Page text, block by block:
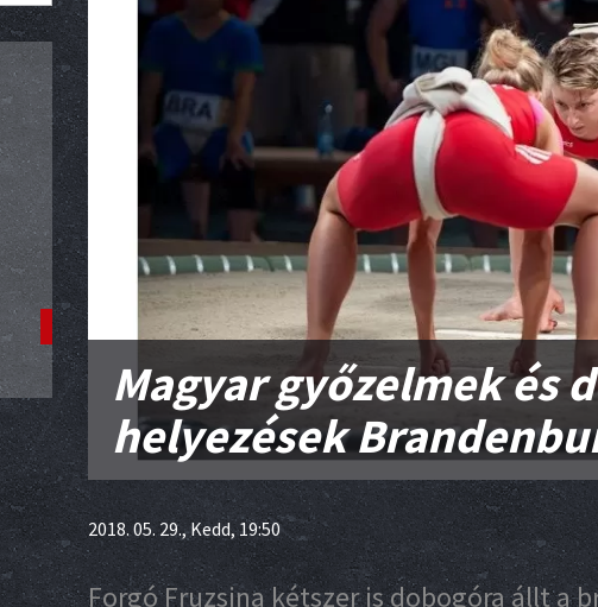
Magyar győzelmek és
helyezések
2018. 05. 29., Kedd, 19:50
Forgó Fruzsina kétszer is dobogóra állt a